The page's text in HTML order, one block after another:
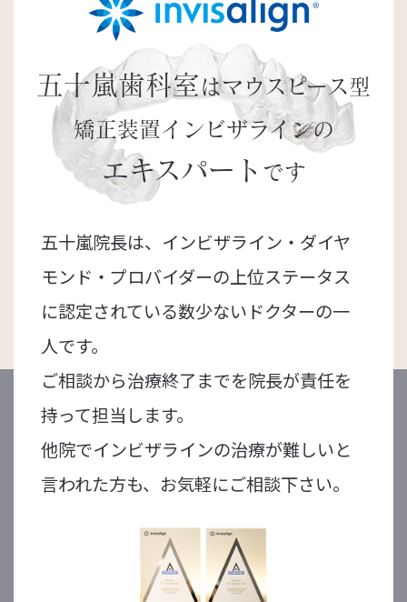
五十嵐歯科室 はマウスピース型
矯正装置インビザラインの
エキスパート です
五十嵐院長は、インビザライン・ダイヤ
モンド・プロバイダーの上位ステータス
に認定されている数少ないドクターの一
人です。
ご相談から治療終了までを院長が責任を
持って担当します。
他院でインビザラインの治療が難しいと
言われた方も、お気軽にご相談下さい。